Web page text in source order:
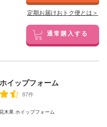
定期お届けおトク便とは＞
通常購入する
イップフォーム
87件
果 ホイップフォーム